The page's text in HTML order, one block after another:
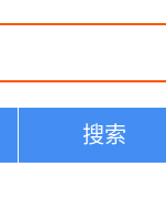
搜索